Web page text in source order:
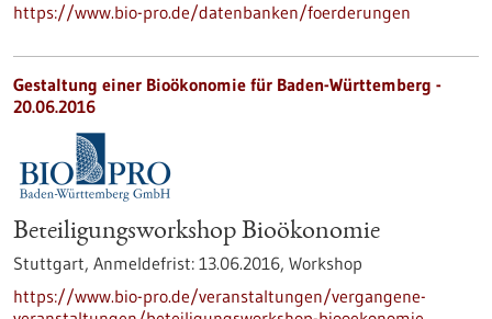
https://www.bio-pro.de/datenbanken/foerderungen
Gestaltung einer Bioökonomie für Baden-Württemberg -
20.06.2016
Beteiligungsworkshop Bioökonomie
Stuttgart, Anmeldefrist: 13.06.2016, Workshop
https://www.bio-pro.de/veranstaltungen/vergangene-